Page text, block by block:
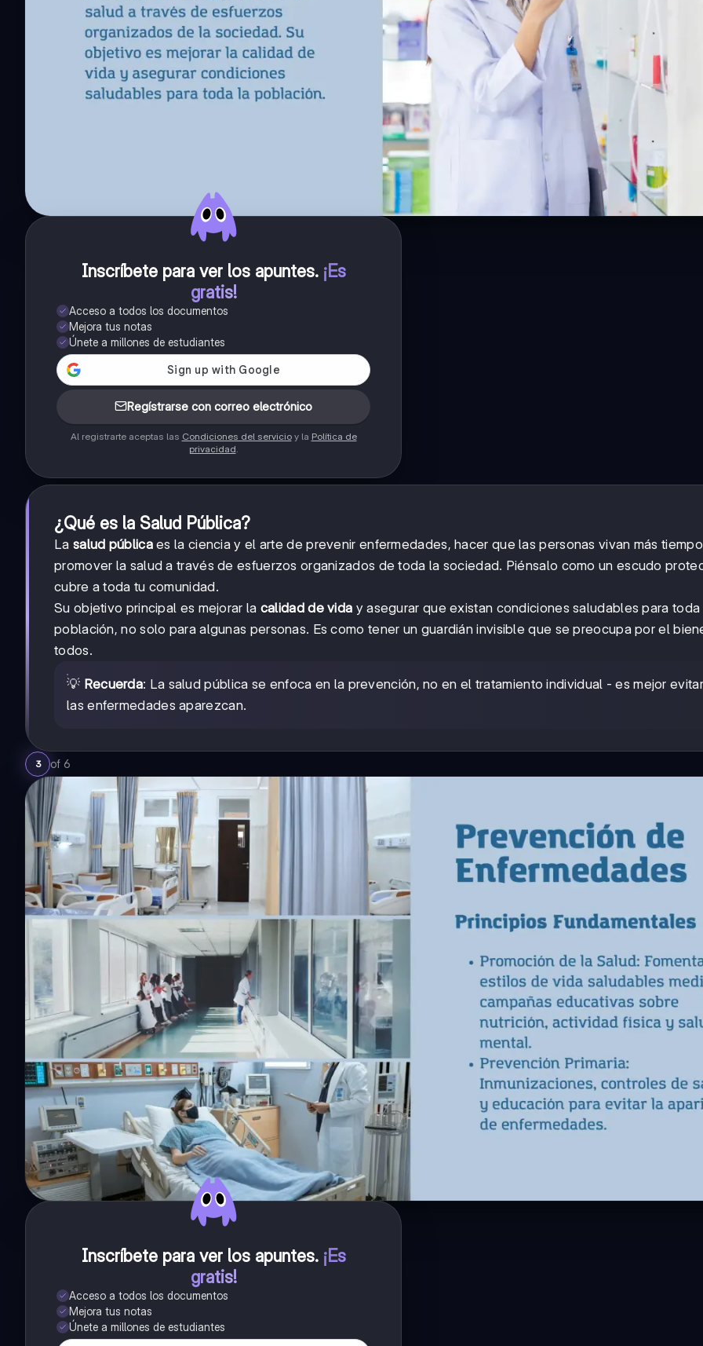
Inscríbete para ver los apuntes. ¡Es
gratis!
Acceso a todos los documentos
Mejora tus notas
Únete a millones de estudiantes
Regístrarse con correo electrónico
Al registrarte aceptas las Condiciones del servicioy la Política de
privacidad
¿Qué es la Salud Pública?
La salud públicaes la ciencia y el arte de prevenir enfermedades, hacer que las personas vivan más
promover la salud a través de esfuerzos organizados de toda la sociedad. Piénsalo como un escudo
cubre a toda tu comunidad.
Su objetivo principal es mejorar la calidad de vida y asegurar que existan condiciones saludables para toda
población, no solo para algunas personas. Es como tener un guardián invisible que se preocupa por el
todos.
💡 Recuerda: La salud pública se enfoca en la prevención, no en el tratamiento individual - es mejor
las enfermedades aparezcan.
3 of 6
Inscríbete para ver los apuntes. ¡Es
gratis!
Acceso a todos los documentos
Mejora tus notas
Únete a millones de estudiantes